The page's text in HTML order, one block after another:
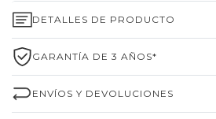
DETALLES DE PRODUCTO
GARANTÍA DE 3 AÑOS*
ENVÍOS Y DEVOLUCIONES